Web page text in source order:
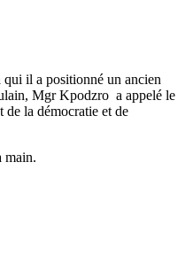
qui il a positionné un ancien
Mgr Kpodzro a appelé le
de la démocratie et de
main.